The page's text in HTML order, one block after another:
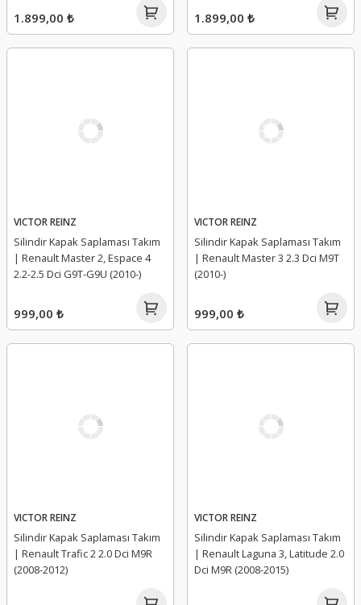
1.899,00 ₺ 1.899,00 ₺
VICTOR REINZ
Silindir Kapak Saplaması Takım
| Renault Master 2, Espace 4
2.2-2.5 Dci G9T-G9U (2010-)
999,00 ₺
VICTOR REINZ
Silindir Kapak Saplaması Takım
| Renault Master 3 2.3 Dci M9T
(2010-)
999,00 ₺
VICTOR REINZ
Silindir Kapak Saplaması Takım
| Renault Trafic 2 2.0 Dci M9R
(2008-2012)
VICTOR REINZ
Silindir Kapak Saplaması Takım
| Renault Laguna 3, Latitude 2.0
Dci M9R (2008-2015)